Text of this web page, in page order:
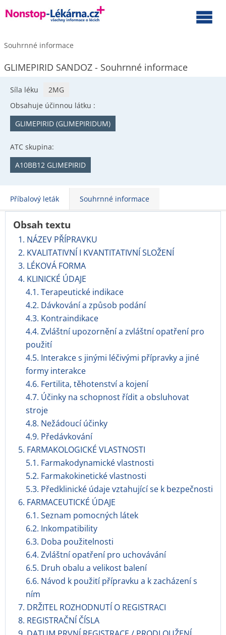
Souhrnné informace
GLIMEPIRID SANDOZ - Souhrnné informace
Síla léku
2MG
Obsahuje účinnou látku :
GLIMEPIRID (GLIMEPIRIDUM)
ATC skupina:
A10BB12 GLIMEPIRID
Příbalový leták Souhrnné informace
Obsah textu
1. NÁZEV PŘÍPRAVKU
2. KVALITATIVNÍ I KVANTITATIVNÍ SLOŽENÍ
3. LÉKOVÁ FORMA
4. KLINICKÉ ÚDAJE
4.1. Terapeutické indikace
4.2. Dávkování a způsob podání
4.3. Kontraindikace
4.4. Zvláštní upozornění a zvláštní opatření pro
použití
4.5. Interakce s jinými léčivými přípravky a jiné
formy interakce
4.6. Fertilita, těhotenství a kojení
4.7. Účinky na schopnost řídit a obsluhovat
stroje
4.8. Nežádoucí účinky
4.9. Předávkování
5. FARMAKOLOGICKÉ VLASTNOSTI
5.1. Farmakodynamické vlastnosti
5.2. Farmakokinetické vlastnosti
5.3. Předklinické údaje vztahující se k bezpečnosti
6. FARMACEUTICKÉ ÚDAJE
6.1. Seznam pomocných látek
6.2. Inkompatibility
6.3. Doba použitelnosti
6.4. Zvláštní opatření pro uchovávání
6.5. Druh obalu a velikost balení
6.6. Návod k použití přípravku a k zacházení s
ním
7. DRŽITEL ROZHODNUTÍ O REGISTRACI
8. REGISTRAČNÍ ČÍSLA